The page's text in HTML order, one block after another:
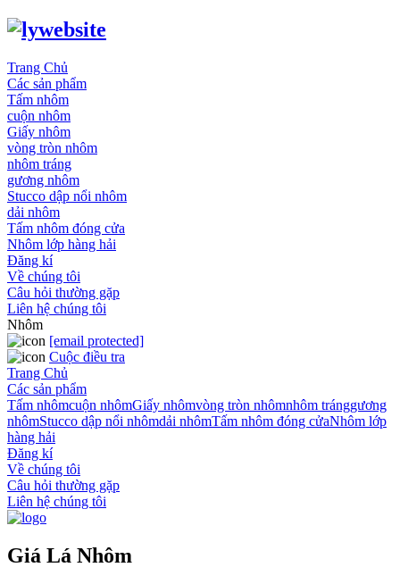
Trang Chủ
Các sản phẩm
Tấm nhôm
cuộn nhôm
Giấy nhôm
vòng tròn nhôm
nhôm tráng
gương nhôm
Stucco dập nổi nhôm
dải nhôm
Tấm nhôm đóng cửa
Nhôm lớp hàng hải
Đăng kí
Về chúng tôi
Câu hỏi thường gặp
Liên hệ chúng tôi
Nhôm
[email protected]
Cuộc điều tra
Trang Chủ
Các sản phẩm
Tấm nhômcuộn nhômGiấy nhômvòng tròn nhômnhôm tránggương
nhômStucco dập nổi nhômdải nhômTấm nhôm đóng cửaNhôm lớp
hàng hải
Đăng kí
Về chúng tôi
Câu hỏi thường gặp
Liên hệ chúng tôi
Giá Lá Nhôm